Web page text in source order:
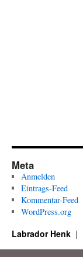
Meta
Anmelden
Eintrags-Feed
Kommentar-Feed
WordPress.org
Labrador Henk